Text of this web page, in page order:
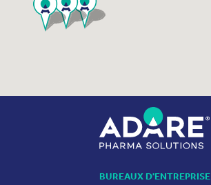
BUREAUX D'ENTREPRISE